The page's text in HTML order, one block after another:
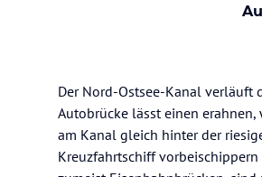
Der Nord-Ostsee-Kanal verläuft
Autobrücke lässt einen
am Kanal gleich hinter der
Kreuzfahrtschiff